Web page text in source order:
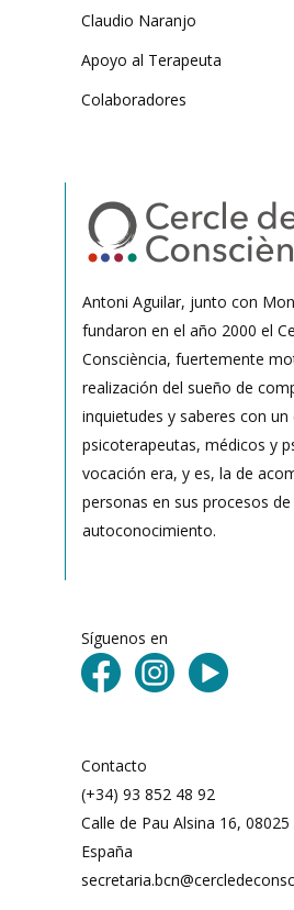
Claudio Naranjo
Apoyo al Terapeuta
Colaboradores
Antoni Aguilar, junto con
fundaron en el año 2000 el
Consciència, fuertemente
realización del sueño de
inquietudes y saberes con un
psicoterapeutas, médicos y
vocación era, y es, la de
personas en sus procesos de
autoconocimiento.
Síguenos en
Contacto
(+34) 93 852 48 92
Calle de Pau Alsina 16,
España